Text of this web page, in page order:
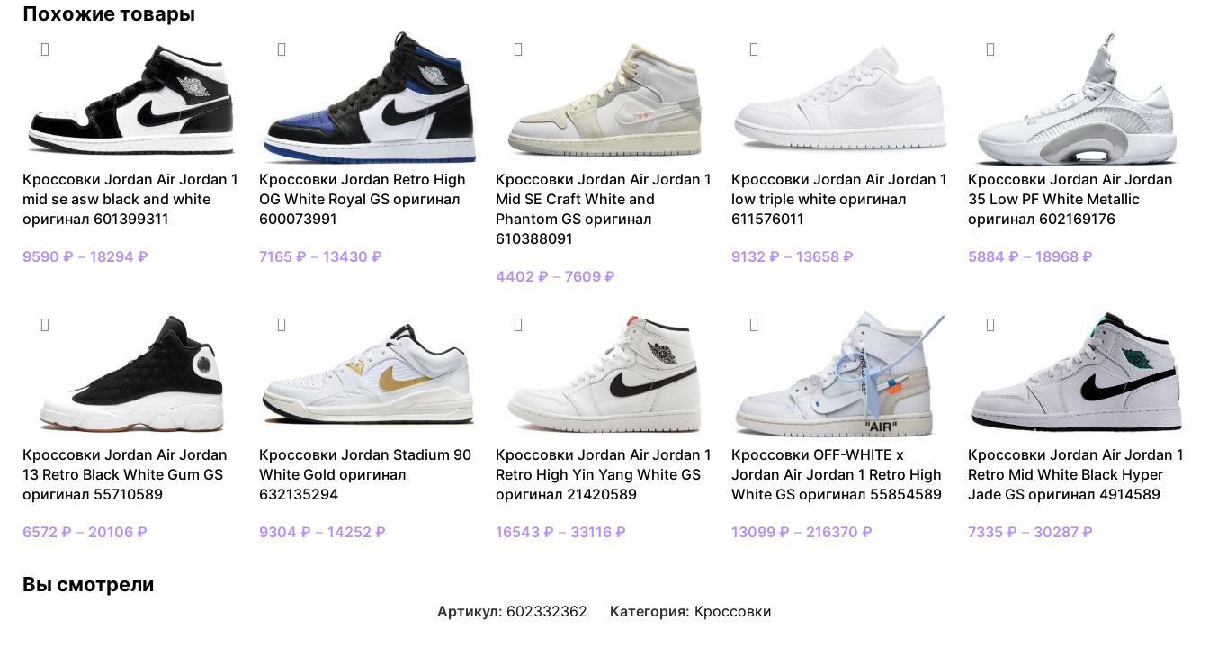
Похожие товары
Кроссовки Jordan Air Jordan 1
mid se asw black and white
оригинал 601399311
9590 ₽ – 18294 ₽
Кроссовки Jordan Retro High
OG White Royal GS оригинал
600073991
7165 ₽ – 13430 ₽
Кроссовки Jordan Air Jordan 1
Mid SE Craft White and
Phantom GS оригинал
610388091
4402 ₽ – 7609 ₽
Кроссовки Jordan Air Jordan 1
low triple white оригинал
611576011
9132₽ – 13658₽
Кроссовки Jordan Air Jordan
35 Low PF White Metallic
оригинал 602169176
5884₽ – 18968₽
Кроссовки Jordan Air Jordan
13 Retro Black White Gum GS
оригинал 55710589
6572 ₽ – 20106 ₽
Кроссовки Jordan Stadium 90
White Gold оригинал
632135294
9304 ₽ – 14252 ₽
Кроссовки Jordan Air Jordan 1
Retro High Yin Yang White GS
оригинал 21420589
16543 ₽ – 33116 ₽
Кроссовки OFF-WHITE x
Jordan Air Jordan 1 Retro High
White GS оригинал 55854589
13099₽ – 216370₽
Кроссовки Jordan Air Jordan 1
Retro Mid White Black Hyper
Jade GS оригинал 4914589
7335₽ – 30287₽
Вы смотрели
Артикул: 602332362 Категория: Кроссовки